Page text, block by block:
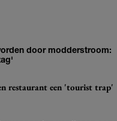
door modderstroom:
restaurant een 'tourist trap'